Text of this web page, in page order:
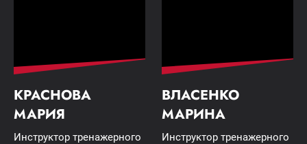
КРАСНОВА
МАРИЯ
Инструктор тренажерного
ВЛАСЕНКО
МАРИНА
Инструктор тренажерного